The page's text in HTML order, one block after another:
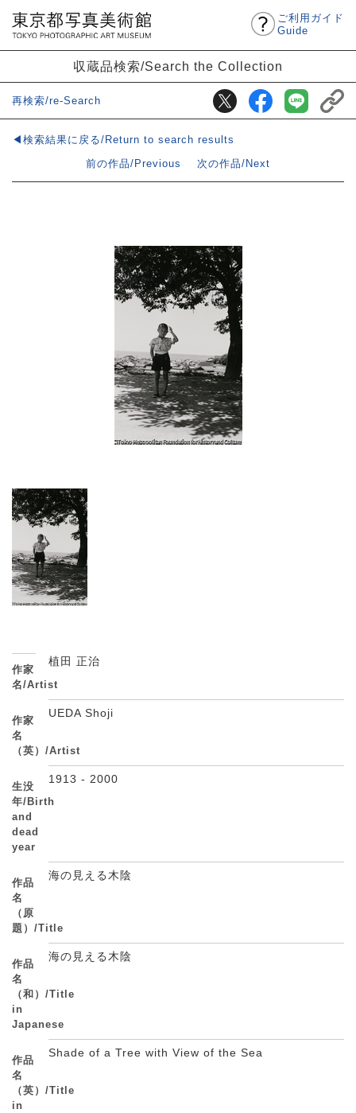
ご利用ガイド
Guide
収蔵品検索/Search the Collection
再検索/re-Search
◀検索結果に戻る/Return to search results
前の作品/Previous
次の作品/Next
作家
名/Artist
植田 正治
作家
名
（英）/Artist
UEDA Shoji
生没
年/Birth
and
dead
year
1913 - 2000
作品
名
（原
題）/Title
海の見える木陰
作品
名
（和）/Title
in
Japanese
海の見える木陰
作品
名
（英）/Title
in
Shade of a Tree with View of the Sea